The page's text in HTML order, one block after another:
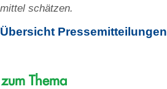
schätzen.
Pressemitteilungen
Thema